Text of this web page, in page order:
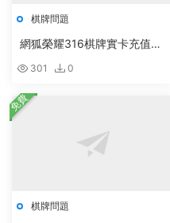
棋牌問題
網狐榮耀316棋牌實卡充值顯
301 0
棋牌問題
免費